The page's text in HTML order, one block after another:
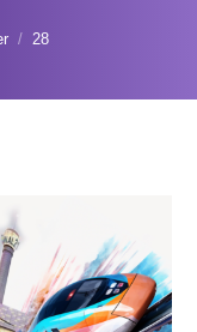
28